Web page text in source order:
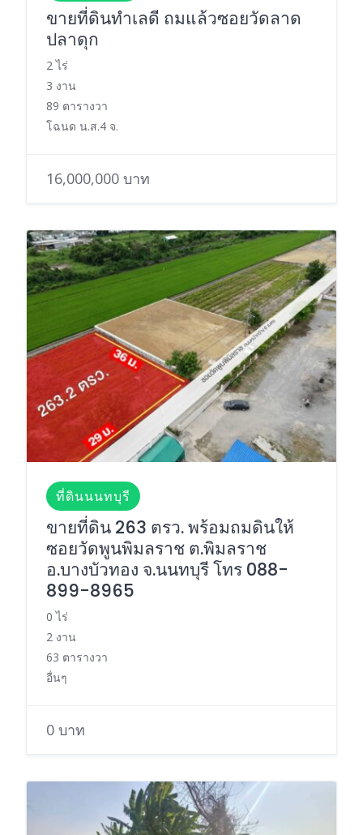
ขายที่ดินทำเลดี ถมแล้วซอยวัดลาด
ปลาดุก
2 ไร่
3 งาน
89 ตารางวา
โฉนด น.ส.4 จ.
16,000,000 บาท
ที่ดินนนทบุรี
ขายที่ดิน 263 ตรว. พร้อมถมดินให้
ซอยวัดพูนพิมลราช ต.พิมลราช
อ.บางบัวทอง จ.นนทบุรี โทร 088-
899-8965
0 ไร่
2 งาน
63 ตารางวา
อื่นๆ
0 บาท